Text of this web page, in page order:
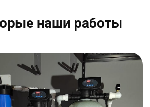
наши работы